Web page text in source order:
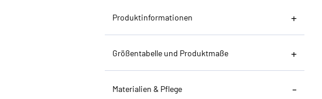
Produktinformationen
Größentabelle und Produktmaße
Materialien & Pflege